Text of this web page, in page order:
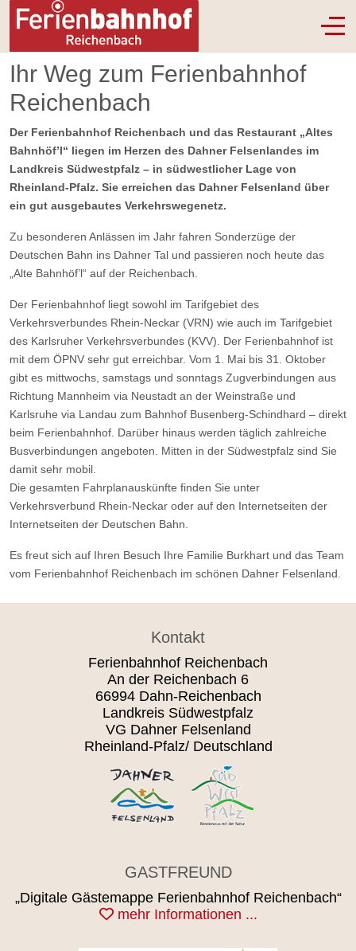
Off-
Ihr Weg zum Ferienbahnhof
Reichenbach
Der Ferienbahnhof Reichenbach und das Restaurant „Altes
Bahnhöf’l“ liegen im Herzen des Dahner Felsenlandes im
Landkreis Südwestpfalz – in südwestlicher Lage von
Rheinland-Pfalz. Sie erreichen das Dahner Felsenland über
ein gut ausgebautes Verkehrswegenetz.
Zu besonderen Anlässen im Jahr fahren Sonderzüge der
Deutschen Bahn ins Dahner Tal und passieren noch heute das
„Alte Bahnhöf’l“ auf der Reichenbach.
Der Ferienbahnhof liegt sowohl im Tarifgebiet des
Verkehrsverbundes Rhein-Neckar (VRN) wie auch im Tarifgebiet
des Karlsruher Verkehrsverbundes (KVV). Der Ferienbahnhof ist
mit dem ÖPNV sehr gut erreichbar. Vom 1. Mai bis 31. Oktober
gibt es mittwochs, samstags und sonntags Zugverbindungen aus
Richtung Mannheim via Neustadt an der Weinstraße und
Karlsruhe via Landau zum Bahnhof Busenberg-Schindhard – direkt
beim Ferienbahnhof. Darüber hinaus werden täglich zahlreiche
Busverbindungen angeboten. Mitten in der Südwestpfalz sind Sie
damit sehr mobil.
Die gesamten Fahrplanauskünfte finden Sie unter
Verkehrsverbund Rhein-Neckar oder auf den Internetseiten der
Internetseiten der Deutschen Bahn.
Es freut sich auf Ihren Besuch Ihre Familie Burkhart und das Team
vom Ferienbahnhof Reichenbach im schönen Dahner Felsenland.
Kontakt
Ferienbahnhof Reichenbach
An der Reichenbach 6
66994 Dahn-Reichenbach
Landkreis Südwestpfalz
VG Dahner Felsenland
Rheinland-Pfalz/ Deutschland
GASTFREUND
„Digitale Gästemappe Ferienbahnhof Reichenbach“
mehr Informationen ...